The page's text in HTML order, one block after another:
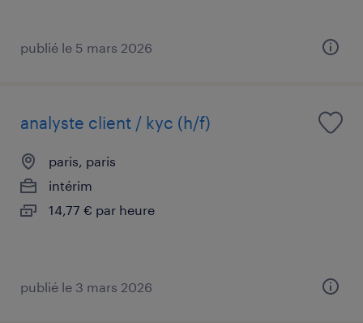
publié le 5 mars 2026
analyste client / kyc (h/f)
paris, paris
intérim
14,77 € par heure
publié le 3 mars 2026